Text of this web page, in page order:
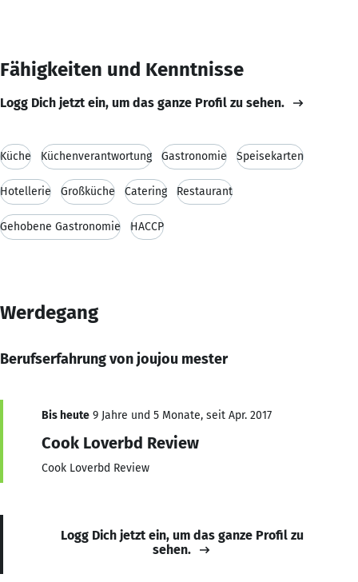
Fähigkeiten und Kenntnisse
Logg Dich jetzt ein, um das ganze Profil zu sehen.
Küche Küchenverantwortung Gastronomie Speisekarten
Hotellerie Großküche Catering Restaurant
Gehobene Gastronomie HACCP
Werdegang
Berufserfahrung von joujou mester
Bis heute 9 Jahre und 5 Monate, seit Apr. 2017
Cook Loverbd Review
Cook Loverbd Review
Logg Dich jetzt ein, um das ganze Profil zu
sehen.